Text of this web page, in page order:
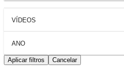
VÍDEOS
ANO
Aplicar filtros Cancelar